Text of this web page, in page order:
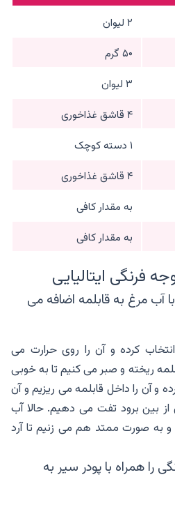
۲ لیوان
۵۰ گرم
۳ لیوان
۴ قاشق غذاخوری
۱ دسته کوچک
۴ قاشق غذاخوری
به مقدار کافی
به مقدار کافی
فرنگی ایتالیایی
آب مرغ به قابلمه اضافه می
کرده و آن را روی حرارت می
ریخته و صبر می کنیم تا به خوبی
و آن را داخل قابلمه می ریزیم و آن
از بین برود تفت می دهیم. حالا آب
و به صورت ممتد هم می زنیم تا آرد
را همراه با پودر سیر به